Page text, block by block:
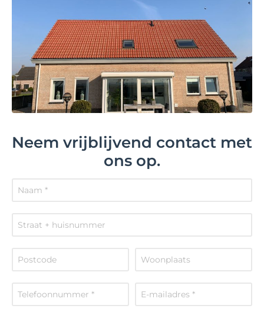
Neem vrijblijvend contact met
ons op.